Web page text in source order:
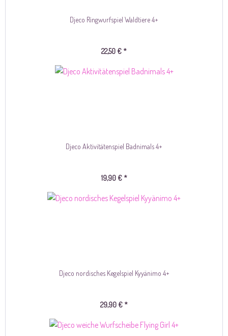
Djeco Ringwurfspiel Waldtiere 4+
22,50 € *
Djeco Aktivitätenspiel Badnimals 4+
19,90 € *
Djeco nordisches Kegelspiel Kyyänimo 4+
29,90 € *